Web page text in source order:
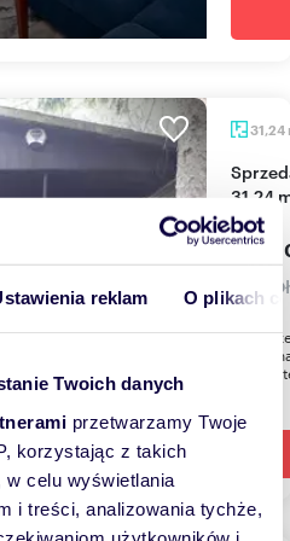
reklam O plikach
Twoich danych
przetwarzamy Twoje
korzystając z takich
w celu wyświetlania
i treści, analizowania tychże,
31,24
Sprzedam urokliwą działkę z drewnianym domem
31,24
195
dom
Do
niej